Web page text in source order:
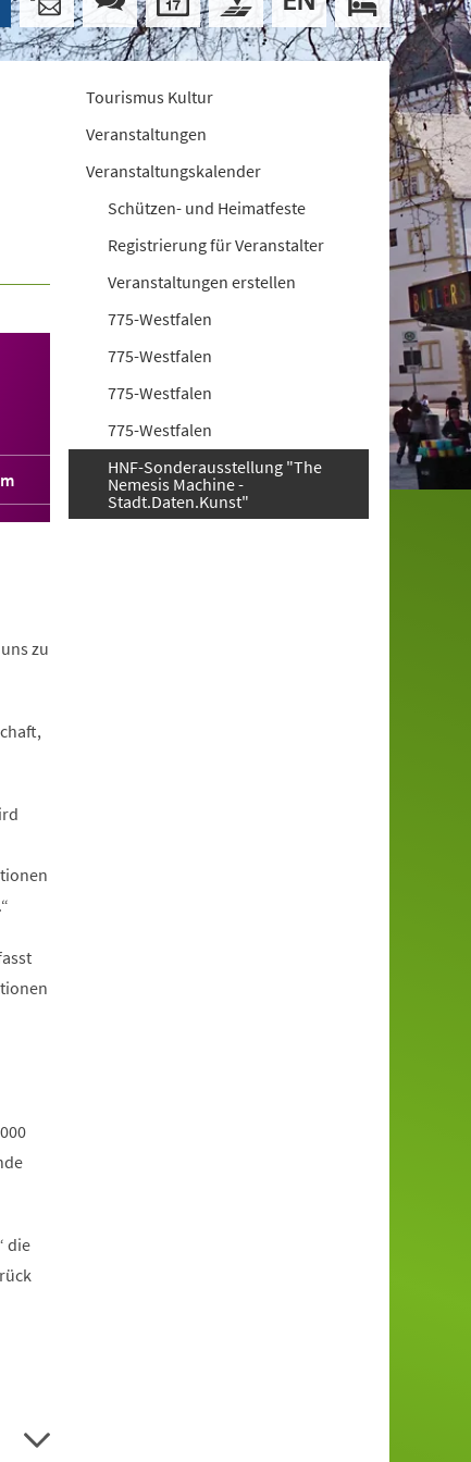
zu
die
Tourismus Kultur
Veranstaltungen
Veranstaltungskalender
Schützen- und Heimatfeste
Registrierung für Veranstalter
Veranstaltungen erstellen
775-Westfalen
775-Westfalen
775-Westfalen
775-Westfalen
HNF-Sonderausstellung "The
Nemesis Machine -
Stadt.Daten.Kunst"